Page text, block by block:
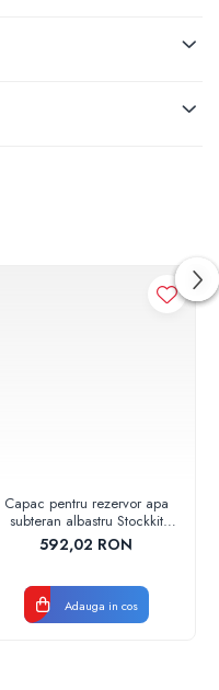
Capac pentru rezervor apa
subteran albastru Stockkit
Valrom 49020530002
592,02 RON
Adauga in cos